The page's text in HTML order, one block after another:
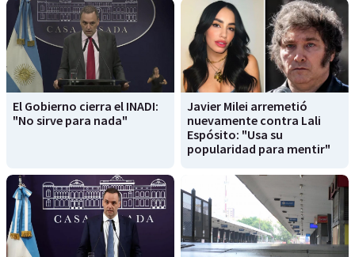
El Gobierno cierra el INADI:
"No sirve para nada"
Javier Milei arremetió
nuevamente contra Lali
Espósito: "Usa su
popularidad para mentir"